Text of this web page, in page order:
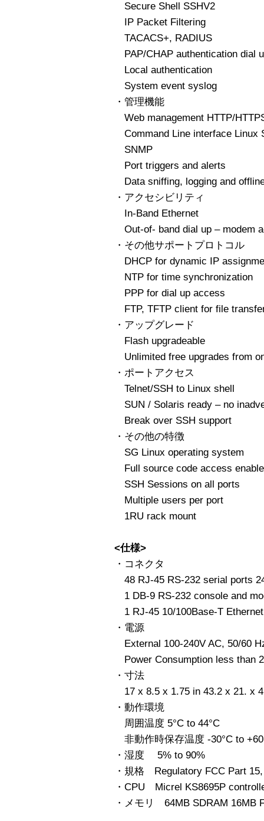
Secure Shell SSHV2
IP Packet Filtering
TACACS+, RADIUS
PAP/CHAP authentication dial
Local authentication
System event syslog
・管理機能
Web management HTTP/
Command Line interface Linux
SNMP
Port triggers and alerts
Data sniffing, logging and
・アクセシビリティ
In-Band Ethernet
Out-of- band dial up – modem
・その他サポートプロトコル
DHCP for dynamic IP
NTP for time synchronization
PPP for dial up access
FTP, TFTP client for file
・アップグレード
Flash upgradeable
Unlimited free upgrades from
・ポートアクセス
Telnet/SSH to Linux shell
SUN / Solaris ready – no
Break over SSH support
・その他の特徴
SG Linux operating system
Full source code access
SSH Sessions on all ports
Multiple users per port
1RU rack mount
<仕様>
・コネクタ
48 RJ-45 RS-232 serial ports
1 DB-9 RS-232 console and
1 RJ-45 10/100Base-T
・電源
External 100-240V AC, 50/60
Power Consumption less than
・寸法
17 x 8.5 x 1.75 in 43.2 x 21. x
・動作環境
周囲温度 5°C to 44°C
非動作時保存温度 -30°C to
・湿度 5% to 90%
・規格 Regulatory FCC Part
・CPU Micrel KS8695P
・メモリ 64MB SDRAM 16MB